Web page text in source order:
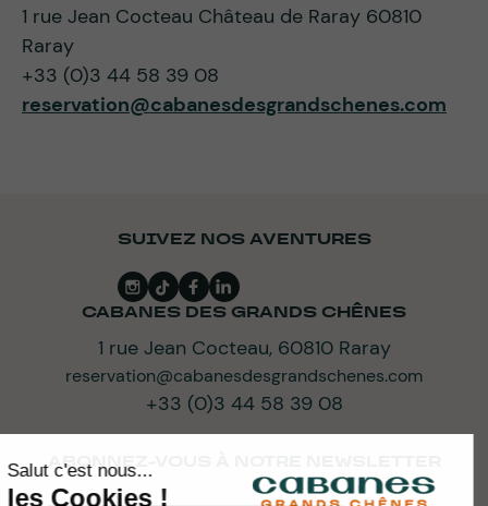
1 rue Jean Cocteau Château de Raray 60810
Raray
+33 (0)3 44 58 39 08
reservation@cabanesdesgrandschenes.com
SUIVEZ NOS AVENTURES
CABANES DES GRANDS CHÊNES
1 rue Jean Cocteau, 60810 Raray
reservation@cabanesdesgrandschenes.com
+33 (0)3 44 58 39 08
ABONNEZ-VOUS À NOTRE NEWSLETTER